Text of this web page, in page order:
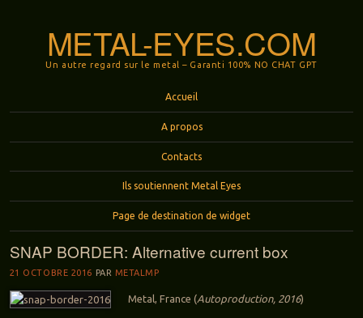
METAL-EYES.COM
Un autre regard sur le metal – Garanti 100% NO CHAT GPT
Accueil
A propos
Contacts
Ils soutiennent Metal Eyes
Page de destination de widget
SNAP BORDER: Alternative current box
21 OCTOBRE 2016 PAR METALMP
Metal, France (Autoproduction, 2016)